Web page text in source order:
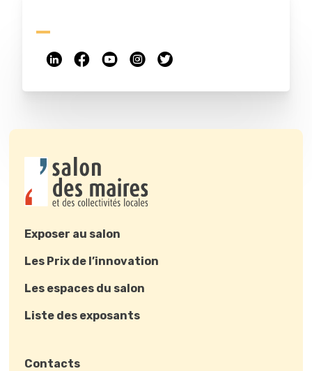
Exposer au salon
Les Prix de l’innovation
Les espaces du salon
Liste des exposants
Contacts